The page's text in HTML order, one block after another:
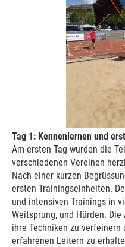
Tag 1: Kennenlernen und
Am ersten Tag wurden die
verschiedenen Vereinen
Nach einer kurzen
ersten Trainingseinheiten.
und intensiven Trainings in
Weitsprung, und Hürden.
ihre Techniken zu
erfahrenen Leitern zu